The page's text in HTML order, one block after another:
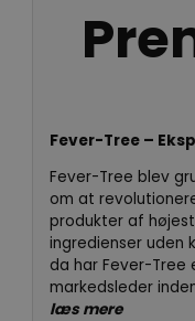
Fever-Tree –
Fever-Tree blev
om at
produkter af
ingredienser uden
da har Fever-Tree
markedsleder
læs mere